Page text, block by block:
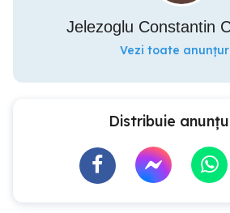
Jelezoglu Constantin
Vezi toate
Distribuie